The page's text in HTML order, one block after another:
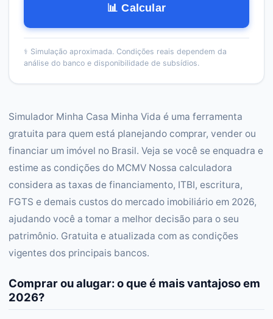
📊 Calcular
⚕️ Simulação aproximada. Condições reais dependem da
análise do banco e disponibilidade de subsídios.
Simulador Minha Casa Minha Vida é uma ferramenta
gratuita para quem está planejando comprar, vender ou
financiar um imóvel no Brasil. Veja se você se enquadra e
estime as condições do MCMV Nossa calculadora
considera as taxas de financiamento, ITBI, escritura,
FGTS e demais custos do mercado imobiliário em 2026,
ajudando você a tomar a melhor decisão para o seu
patrimônio. Gratuita e atualizada com as condições
vigentes dos principais bancos.
Comprar ou alugar: o que é mais vantajoso em
2026?